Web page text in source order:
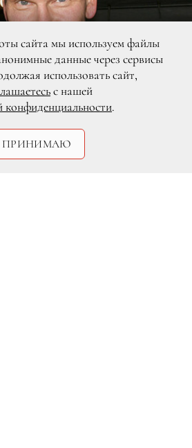
сайта мы используем файлы
данные через сервисы
использовать сайт,
с нашей
конфиденциальности.
ПРИНИМАЮ